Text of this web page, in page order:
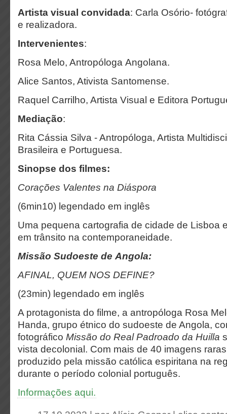
Artista visual convidada: Carla Osório-
e realizadora.
Intervenientes:
Rosa Melo, Antropóloga Angolana.
Alice Santos, Ativista Santomense.
Raquel Carrilho, Artista Visual e Editora
Mediação:
Rita Cássia Silva - Antropóloga, Artista
Brasileira e Portuguesa.
Sinopse dos filmes:
Corações Valentes na Diáspora
(6min10) legendado em inglês
Uma pequena cartografia de cidade de Lisboa
em trânsito na contemporaneidade.
Missão Sudoeste de Angola:
AFINAL, QUEM NOS DEFINE?
(23min) legendado em inglês
A protagonista do filme, a antropóloga Rosa
Handa, grupo étnico do sudoeste de Angola,
fotográfico Missão do Real Padroado da Huilla
vista decolonial. Com mais de 40 imagens
produzido pela missão católica espiritana na
durante o período colonial português.
Informações aqui.